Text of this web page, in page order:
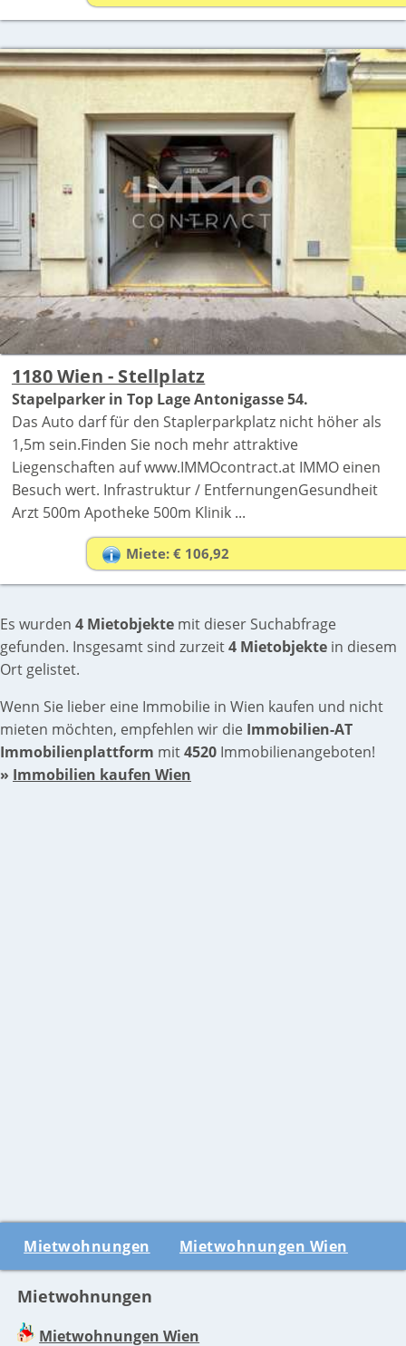
1180 Wien - Stellplatz
Stapelparker in Top Lage Antonigasse 54.
Das Auto darf für den Staplerparkplatz nicht höher als
1,5m sein.Finden Sie noch mehr attraktive
Liegenschaften auf www.IMMOcontract.at IMMO einen
Besuch wert. Infrastruktur / EntfernungenGesundheit
Arzt 500m Apotheke 500m Klinik ...
Miete: € 106,92
Es wurden 4 Mietobjekte mit dieser Suchabfrage
gefunden. Insgesamt sind zurzeit4 Mietobjekte in diesem
Ort gelistet.
Wenn Sie lieber eine Immobilie in Wien kaufen und nicht
mieten möchten, empfehlen wir die Immobilien-AT
Immobilienplattform mit4520 Immobilienangeboten!
» Immobilien kaufen Wien
Mietwohnungen Mietwohnungen Wien
Mietwohnungen
Mietwohnungen Wien